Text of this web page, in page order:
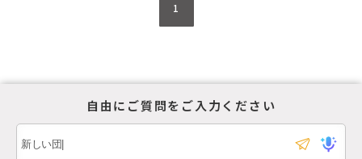
1
自由にご質問をご入力ください